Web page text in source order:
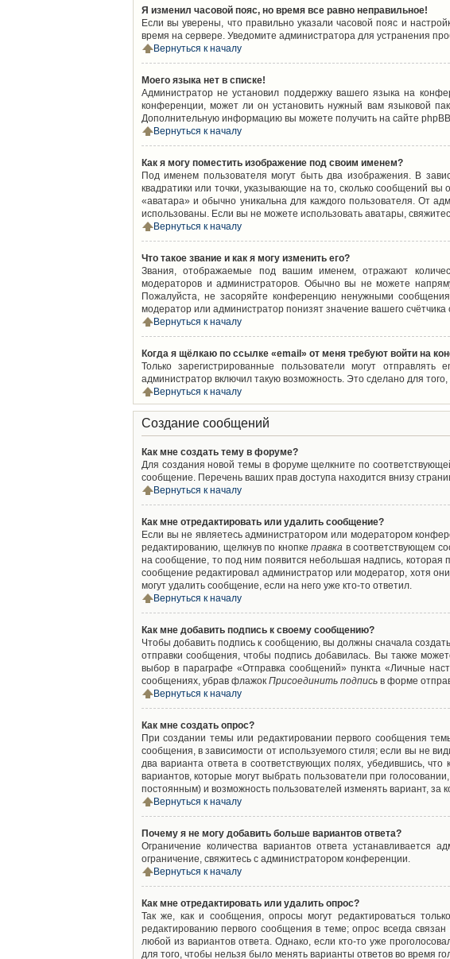
Я изменил часовой пояс, но время все равно неправильное!
Если вы уверены, что правильно указали часовой пояс и
время на сервере. Уведомите администратора для устранения
Вернуться к началу
Моего языка нет в списке!
Администратор не установил поддержку вашего языка на
конференции, может ли он установить нужный вам языковой
Дополнительную информацию вы можете получить на сайте
Вернуться к началу
Как я могу поместить изображение под своим именем?
Под именем пользователя могут быть два изображения. В
квадратики или точки, указывающие на то, сколько сообщений
«аватара» и обычно уникальна для каждого пользователя. От
использованы. Если вы не можете использовать аватары,
Вернуться к началу
Что такое звание и как я могу изменить его?
Звания, отображаемые под вашим именем, отражают
модераторов и администраторов. Обычно вы не можете
Пожалуйста, не засоряйте конференцию ненужными
модератор или администратор понизят значение вашего
Вернуться к началу
Когда я щёлкаю по ссылке «email» от меня требуют войти на
Только зарегистрированные пользователи могут
администратор включил такую возможность. Это сделано для
Вернуться к началу
Создание сообщений
Как мне создать тему в форуме?
Для создания новой темы в форуме щелкните по
сообщение. Перечень ваших прав доступа находится внизу
Вернуться к началу
Как мне отредактировать или удалить сообщение?
Если вы не являетесь администратором или модератором
редактированию, щелкнув по кнопкеправка в соответствующем
на сообщение, то под ним появится небольшая надпись, которая
сообщение редактировал администратор или модератор, хотя
могут удалить сообщение, если на него уже кто-то ответил.
Вернуться к началу
Как мне добавить подпись к своему сообщению?
Чтобы добавить подпись к сообщению, вы должны сначала
отправки сообщения, чтобы подпись добавилась. Вы также
выбор в параграфе «Отправка сообщений» пункта «Личные
сообщениях, убрав флажок Присоединить подпись в форме
Вернуться к началу
Как мне создать опрос?
При создании темы или редактировании первого сообщения
сообщения, в зависимости от используемого стиля; если вы не
два варианта ответа в соответствующих полях, убедившись,
вариантов, которые могут выбрать пользователи при
постоянным) и возможность пользователей изменять вариант, за
Вернуться к началу
Почему я не могу добавить больше вариантов ответа?
Ограничение количества вариантов ответа
ограничение, свяжитесь с администратором конференции.
Вернуться к началу
Как мне отредактировать или удалить опрос?
Так же, как и сообщения, опросы могут редактироваться
редактированию первого сообщения в теме; опрос всегда
любой из вариантов ответа. Однако, если кто-то уже
для того, чтобы нельзя было менять варианты ответов во время